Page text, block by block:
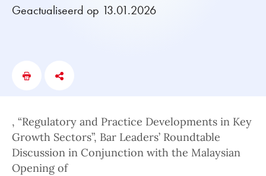
Geactualiseerd op 13.01.2026
, “Regulatory and Practice Developments in Key
Growth Sectors”, Bar Leaders’ Roundtable
Discussion in Conjunction with the Malaysian
Opening of